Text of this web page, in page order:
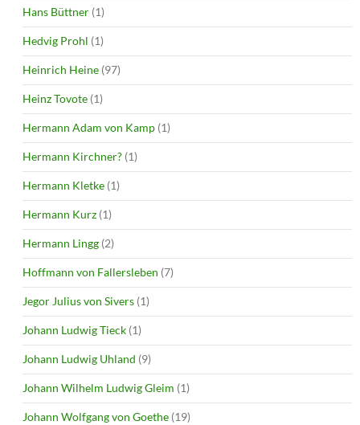
Hans Büttner (1)
Hedvig Prohl (1)
Heinrich Heine (97)
Heinz Tovote (1)
Hermann Adam von Kamp (1)
Hermann Kirchner? (1)
Hermann Kletke (1)
Hermann Kurz (1)
Hermann Lingg (2)
Hoffmann von Fallersleben (7)
Jegor Julius von Sivers (1)
Johann Ludwig Tieck (1)
Johann Ludwig Uhland (9)
Johann Wilhelm Ludwig Gleim (1)
Johann Wolfgang von Goethe (19)